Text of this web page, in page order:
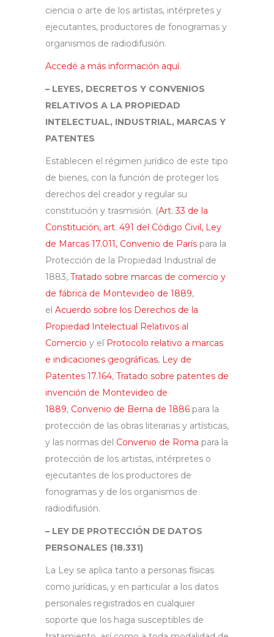
ciencia o arte de los artistas, intérpretes y
ejecutantes, productores de fonogramas y
organismos de radiodifusión.
Accedé a más información aquí.
– LEYES, DECRETOS Y CONVENIOS
RELATIVOS A LA PROPIEDAD
INTELECTUAL, INDUSTRIAL, MARCAS Y
PATENTES
Establecen el régimen jurídico de este tipo
de bienes, con la función de proteger los
derechos del creador y regular su
constitución y trasmisión. (Art. 33 de la
Constitución, art. 491 del Código Civil, Ley
de Marcas 17.011, Convenio de París para la
Protección de la Propiedad Industrial de
1883, Tratado sobre marcas de comercio y
de fábrica de Montevideo de 1889,
el Acuerdo sobre los Derechos de la
Propiedad Intelectual Relativos al
Comercio y el Protocolo relativo a marcas
e indicaciones geográficas, Ley de
Patentes 17.164, Tratado sobre patentes de
invención de Montevideo de
1889, Convenio de Berna de 1886 para la
protección de las obras literarias y artísticas,
y las normas del Convenio de Roma para la
protección de los artistas, intérpretes o
ejecutantes de los productores de
fonogramas y de los organismos de
radiodifusión.
– LEY DE PROTECCIÓN DE DATOS
PERSONALES (18.331)
La Ley se aplica tanto a personas físicas
como jurídicas, y en particular a los datos
personales registrados en cualquier
soporte que los haga susceptibles de